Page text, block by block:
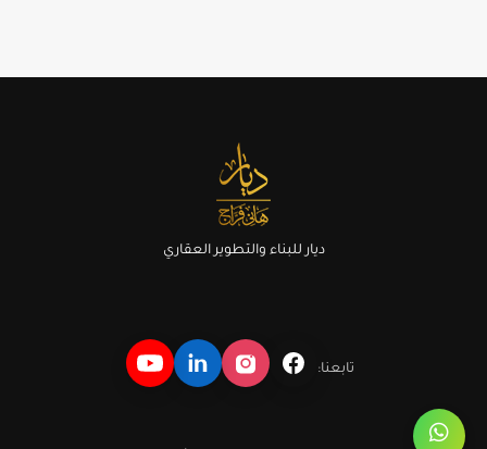
ديار للبناء والتطوير العقاري
تابعنا: